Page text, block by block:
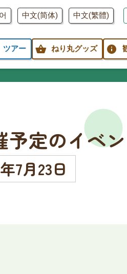
中文(简体) 中文(繁體)
ツアー shopping_basket ねり丸グッズ info
定のイベ
7月23日